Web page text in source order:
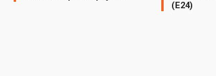
(E24)